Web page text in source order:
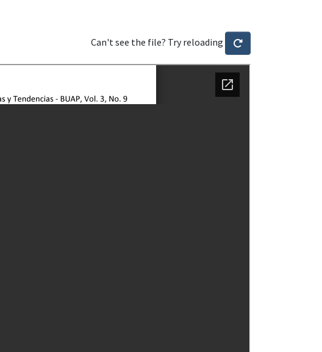
Can't see the file? Try reloading